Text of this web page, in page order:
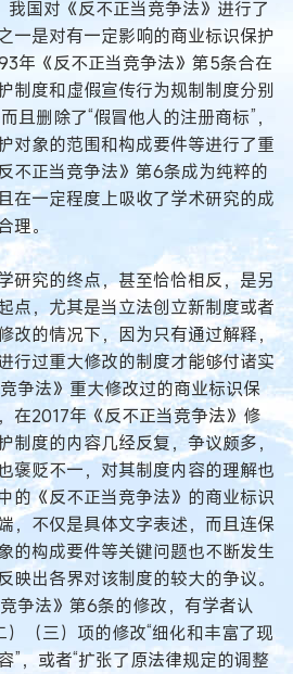
我国对《反不正当竞争法》进行了
一是对有一定影响的商业标识保护
年《反不正当竞争法》第5条合在
制度和虚假宣传行为规制制度分别
且删除了“假冒他人的注册商标”，
对象的范围和构成要件等进行了重
不正当竞争法》第6条成为纯粹的
在一定程度上吸收了学术研究的成
理。
研究的终点，甚至恰恰相反，是另
点，尤其是当立法创立新制度或者
改的情况下，因为只有通过解释，
行过重大修改的制度才能够付诸实
争法》重大修改过的商业标识保
在2017年《反不正当竞争法》修
制度的内容几经反复，争议颇多，
褒贬不一，对其制度内容的理解也
的《反不正当竞争法》的商业标识
，不仅是具体文字表述，而且连保
的构成要件等关键问题也不断发生
映出各界对该制度的较大的争议。
争法》第6条的修改，有学者认
（三）项的修改“细化和丰富了现
”，或者“扩张了原法律规定的调整